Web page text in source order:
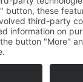
eigenständige
und
und